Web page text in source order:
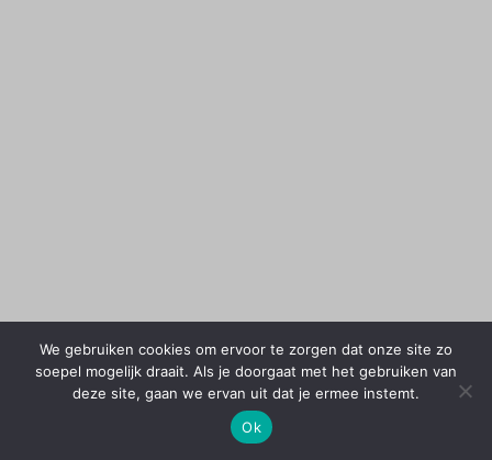
We gebruiken cookies om ervoor te zorgen dat onze site zo
soepel mogelijk draait. Als je doorgaat met het gebruiken van
deze site, gaan we ervan uit dat je ermee instemt.
Ok